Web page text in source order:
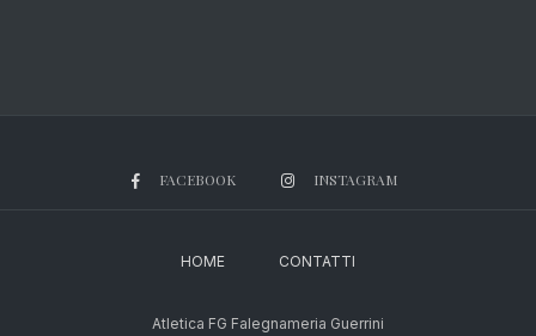
FACEBOOK INSTAGRAM
HOME CONTATTI
Atletica FG Falegnameria Guerrini